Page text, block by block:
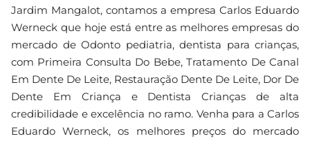
Jardim Mangalot, contamos a empresa Carlos Eduardo
Werneck que hoje está entre as melhores empresas do
mercado de Odonto pediatria, dentista para crianças,
com Primeira Consulta Do Bebe, Tratamento De Canal
Em Dente De Leite, Restauração Dente De Leite, Dor De
Dente Em Criança e Dentista Crianças de alta
credibilidade e excelência no ramo. Venha para a Carlos
Eduardo Werneck, os melhores preços do mercado